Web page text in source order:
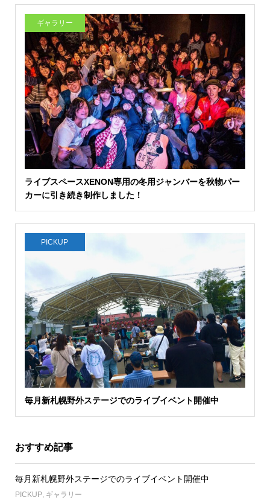
ギャラリー
ライブスペースXENON専用の冬用ジャンバーを秋物パー
カーに引き続き制作しました！
PICKUP
毎月新札幌野外ステージでのライブイベント開催中
おすすめ記事
毎月新札幌野外ステージでのライブイベント開催中
PICKUP, ギャラリー